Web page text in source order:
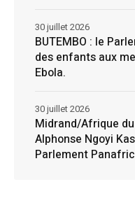
BUTEMBO : le
des enfants aux
Ebola.
30 juillet 2026
Midrand/Afrique
Alphonse Ngoyi
Parlement
30 juillet 2026